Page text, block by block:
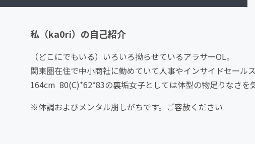
私（ka0ri）の自己紹介
（どこにでもいる）いろいろ拗らせているアラサーOL。
関東圏在住で中小商社に勤めていて人事やインサイドセール
164cm 80(C)*62*83の裏垢女子としては体型の物足りなさを
※体調およびメンタル崩しがちです。ご容赦ください